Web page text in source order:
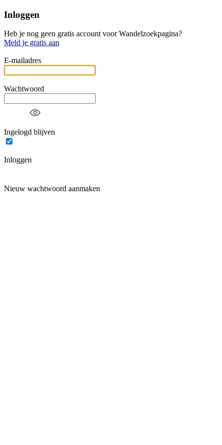
Inloggen
Heb je nog geen gratis account voor Wandelzoekpagina?
Meld je gratis aan
E-mailadres
Wachtwoord
Ingelogd blijven
Inloggen
Nieuw wachtwoord aanmaken